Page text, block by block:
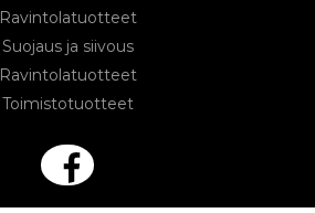
Ravintolatuotteet
Suojaus ja siivous
Ravintolatuotteet
Toimistotuotteet